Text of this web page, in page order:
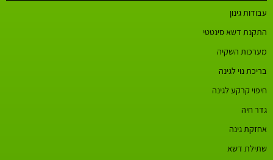
עבודות גינון
התקנת דשא סינטטי
מערכות השקיה
בריכת נוי לגינה
חיפוי קרקע לגינה
גדר חיה
אחזקת גינה
שתילת דשא